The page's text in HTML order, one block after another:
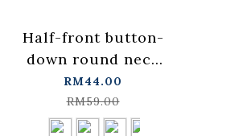
Half-front button-
down round neck
fitted top,
available in four
colors【01099501】
RM44.00
RM59.00